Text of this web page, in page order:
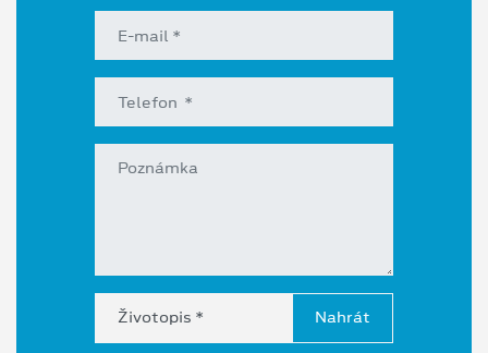
Životopis *